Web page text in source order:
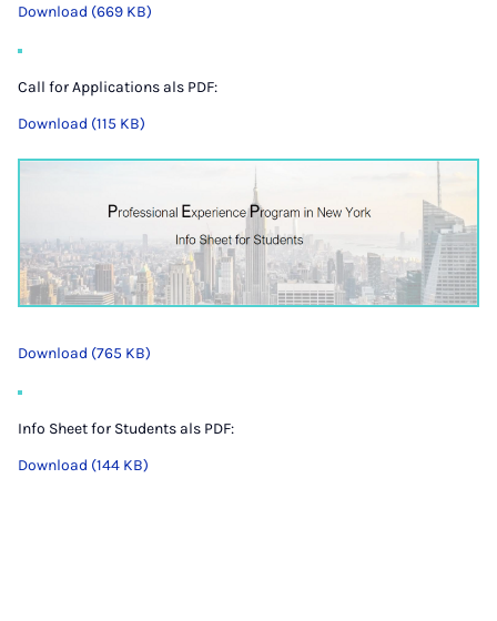
Download (669 KB)
Call for Applications als PDF:
Download (115 KB)
Download (765 KB)
Info Sheet for Students als PDF:
Download (144 KB)